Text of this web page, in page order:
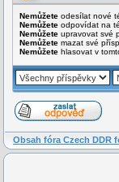
Nemůžete odesílat nové
Nemůžete odpovídat na
Nemůžete upravovat své
Nemůžete mazat své
Nemůžete hlasovat v
Obsah fóra Czech DDR